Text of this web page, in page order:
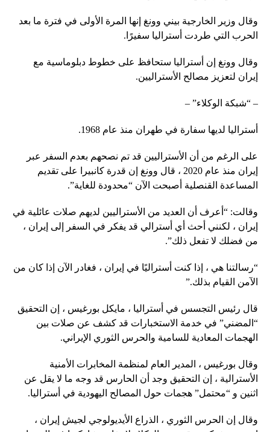
وقال وزير الخارجية بيني وونغ إنها المرة الأولى في فترة ما بعد
الحرب التي طردت أستراليا سفيرًا.
وقال وونغ إن أستراليا ستحافظ على خطوط دبلوماسية مع
إيران لتعزيز مصالح الأستراليين.
– “شبكة الوكلاء” –
أستراليا لديها سفارة في طهران منذ عام 1968.
على الرغم من أن الأستراليين قد تم نصحهم بعدم السفر عبر
إيران منذ عام 2020 ، قال وونغ إن قدرة كانبيرا على تقديم
المساعدة القنصلية أصبحت الآن “محدودة للغاية”.
وقالت: “أعرف أن العديد من الأستراليين لديهم صلات عائلية في
إيران ، لكنني أحث أي أسترالي قد يفكر في السفر إلى إيران ،
من فضلك لا تفعل ذلك”.
“رسالتنا هي ، إذا كنت أستراليًا في إيران ، فغادر الآن إذا كان من
الآمن القيام بذلك.”
قال رئيس التجسس في أستراليا ، مايكل بورغيس ، إن التحقيق
“المضني” في خدمة الاستخبارات قد كشف عن صلات بين
الهجمات المعادية للسامية والحرس الثوري الإيراني.
وقال بورغيس ، المدير العام لمنظمة المخابرات الأمنية
الأسترالية ، إن التحقيق وجد أن الحارس قد وجه ما لا يقل عن
اثنين و “محتمل” هجمات حول المصالح اليهودية في أستراليا.
وقال إن الحرس الثوري ، الذراع الأيديولوجي لجيش إيران ،